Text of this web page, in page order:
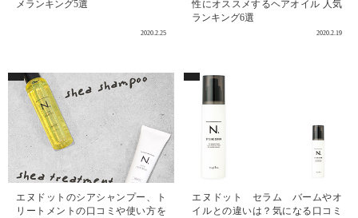
メランキング5選
2020.2.25
性にオススメするヘアオイル 人気
ランキング6選
2020.2.19
エヌドットのシアシャンプー、ト
リートメントの口コミや使い方を
エヌドット セラム バームやオ
イルとの違いは？気になる口コミ